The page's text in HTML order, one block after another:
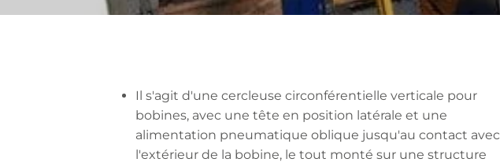
Il s'agit d'une cercleuse circonférentielle verticale pour
bobines, avec une tête en position latérale et une
alimentation pneumatique oblique jusqu'au contact avec
l'extérieur de la bobine, le tout monté sur une structure